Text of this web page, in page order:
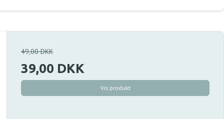
49,00 DKK
39,00 DKK
Vis produkt